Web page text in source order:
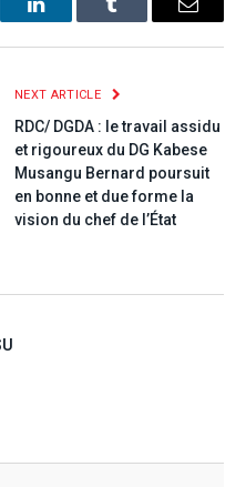
LinkedInTumblr Email
NEXT ARTICLE
RDC/ DGDA : le travail assidu
et rigoureux du DG Kabese
Musangu Bernard poursuit
en bonne et due forme la
vision du chef de l’État